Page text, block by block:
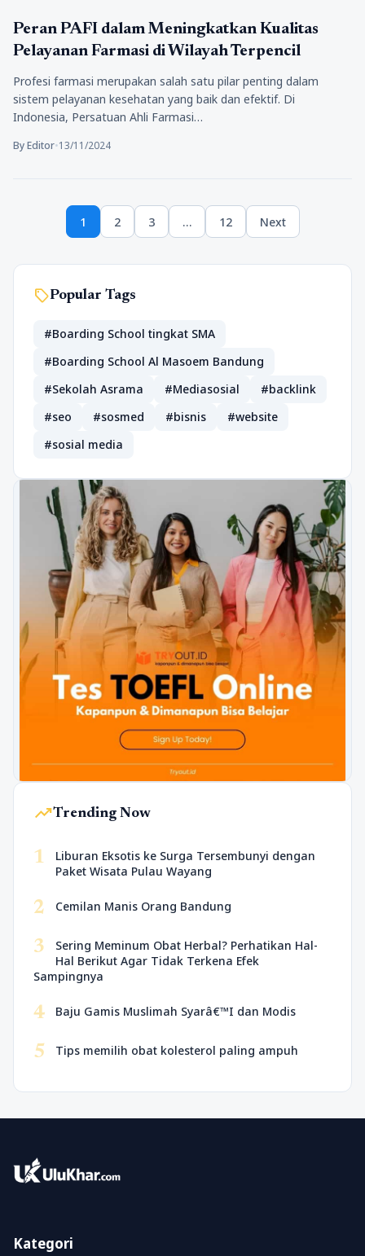
Kesehatan
Peran PAFI dalam Meningkatkan Kualitas
Pelayanan Farmasi di Wilayah Terpencil
Profesi farmasi merupakan salah satu pilar penting dalam
sistem pelayanan kesehatan yang baik dan efektif. Di
Indonesia, Persatuan Ahli Farmasi…
By Editor•13/11/2024
Page
1 Page
2 Page
3 … Page
12 Next
sellPopular Tags
#Boarding School tingkat SMA
#Boarding School Al Masoem Bandung
#Sekolah Asrama
#Mediasosial
#backlink
#seo
#sosmed #bisnis
#website
#sosial media
trending_upTrending Now
1
Liburan Eksotis ke Surga Tersembunyi dengan
Paket Wisata Pulau Wayang
2 Cemilan Manis Orang Bandung
3
Sering Meminum Obat Herbal? Perhatikan Hal-
Hal Berikut Agar Tidak Terkena Efek
Sampingnya
4 Baju Gamis Muslimah Syarâ€™I dan Modis
5 Tips memilih obat kolesterol paling ampuh
Kategori